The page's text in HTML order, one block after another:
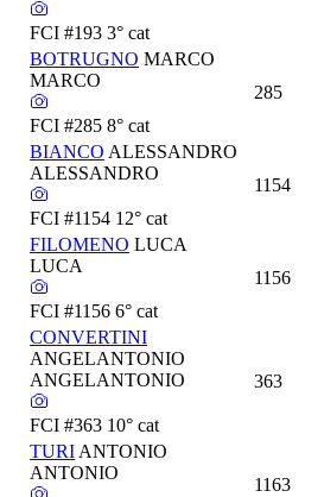
FCI #193 3° cat
BOTRUGNO MARCO
MARCO
FCI #285 8° cat
285
BIANCO ALESSANDRO
ALESSANDRO
FCI #1154 12° cat
1154
FILOMENO LUCA
LUCA
FCI #1156 6° cat
1156
CONVERTINI
ANGELANTONIO
ANGELANTONIO
FCI #363 10° cat
363
TURI ANTONIO
ANTONIO
1163